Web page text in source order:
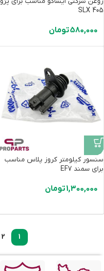
405 SLX
580,000تومان
سنسور کیلومتر کروز پلاس مناسب
برای سمند EF7
1,300,000تومان
1
2